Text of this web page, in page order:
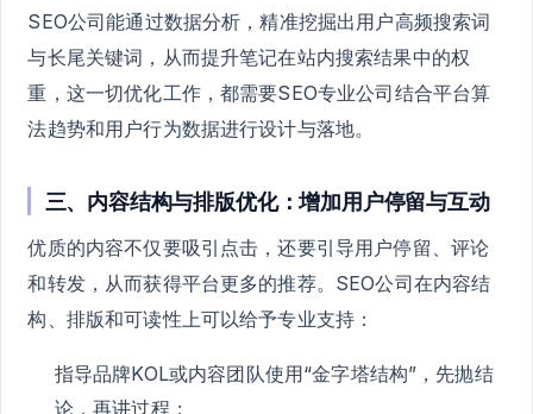
SEO公司能通过数据分析，精准挖掘出用户高频搜索词
与长尾关键词，从而提升笔记在站内搜索结果中的权
重，这一切优化工作，都需要SEO专业公司结合平台算
法趋势和用户行为数据进行设计与落地。
三、内容结构与排版优化：增加用户停留与互动
优质的内容不仅要吸引点击，还要引导用户停留、评论
和转发，从而获得平台更多的推荐。SEO公司在内容结
构、排版和可读性上可以给予专业支持：
指导品牌KOL或内容团队使用“金字塔结构”，先抛结
论，再讲过程；